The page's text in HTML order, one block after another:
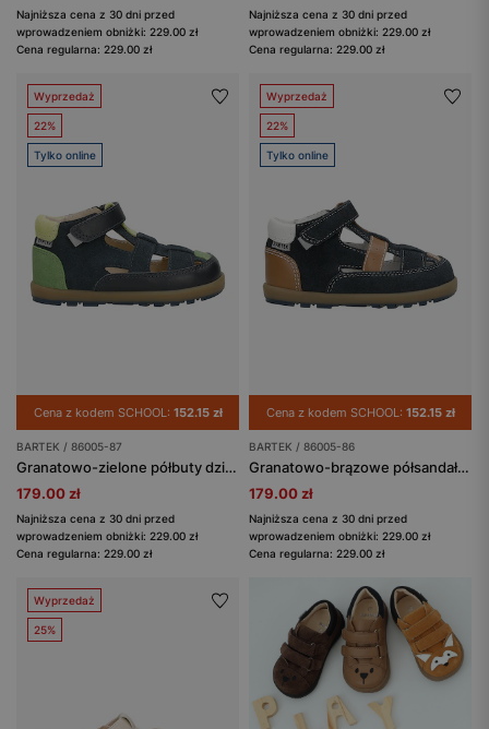
Najniższa cena z 30 dni przed
wprowadzeniem obniżki: 229.00 zł
Cena regularna: 229.00 zł
Najniższa cena z 30 dni przed
wprowadzeniem obniżki: 229.00 zł
Cena regularna: 229.00 zł
Wyprzedaż
22%
Tylko online
Cena z kodem SCHOOL: 152.15 zł
BARTEK / 86005-87
Granatowo-zielone półbuty dziecięce z wycięciami BARTEK 86005-87
179.00 zł
Najniższa cena z 30 dni przed
wprowadzeniem obniżki: 229.00 zł
Cena regularna: 229.00 zł
Wyprzedaż
22%
Tylko online
Cena z kodem SCHOOL: 152.15 zł
BARTEK / 86005-86
Granatowo-brązowe półsandały chłopięce ze skóry naturalnej BARTEK 86005-86
179.00 zł
Najniższa cena z 30 dni przed
wprowadzeniem obniżki: 229.00 zł
Cena regularna: 229.00 zł
Wyprzedaż
25%